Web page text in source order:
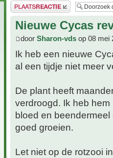
Plaats een reactie
Nieuwe Cycas
door Sharon-vds op 08 mei
Ik heb een nieuwe
al een tijdje niet meer
De plant heeft
verdroogd. Ik heb
bloed en
goed groeien.
Let niet op de rotzooi